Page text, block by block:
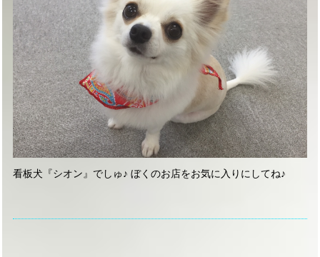
看板犬『シオン』でしゅ♪ ぼくのお店をお気に入りにしてね♪